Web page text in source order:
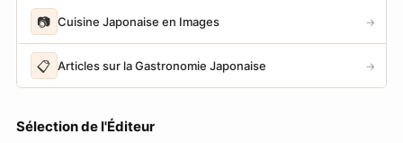
📷 Cuisine Japonaise en Images →
📋 Articles sur la Gastronomie Japonaise →
Sélection de l'Éditeur